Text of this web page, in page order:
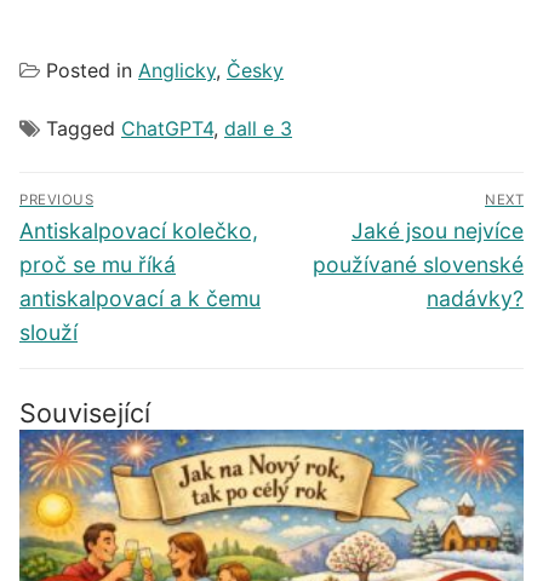
Posted in Anglicky, Česky
Tagged ChatGPT4, dall e 3
Navigace
pro
příspěvek
PREVIOUS
Předchozí
příspěvek
Antiskalpovací kolečko,
proč se mu říká
antiskalpovací a k čemu
slouží
NEXT
Další
příspěvek
Jaké jsou nejvíce
používané slovenské
nadávky?
Související